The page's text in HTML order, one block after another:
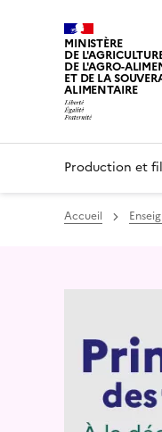
MINISTÈRE
DE
DE L'AGRO-
ET DE LA
ALIMENTAIRE
Production et
Accueil